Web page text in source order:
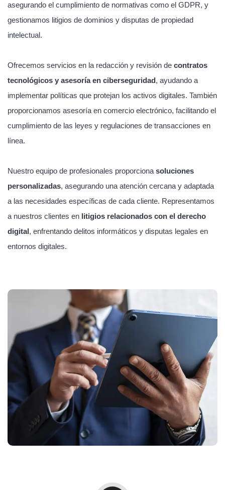
asegurando el cumplimiento de normativas como el GDPR, y
gestionamos litigios de dominios y disputas de propiedad
intelectual.
Ofrecemos servicios en la redacción y revisión de contratos
tecnológicos y asesoría en ciberseguridad, ayudando a
implementar políticas que protejan los activos digitales. También
proporcionamos asesoría en comercio electrónico, facilitando el
cumplimiento de las leyes y regulaciones de transacciones en
línea.
Nuestro equipo de profesionales proporciona soluciones
personalizadas, asegurando una atención cercana y adaptada
a las necesidades específicas de cada cliente. Representamos
a nuestros clientes en litigios relacionados con el derecho
digital, enfrentando delitos informáticos y disputas legales en
entornos digitales.